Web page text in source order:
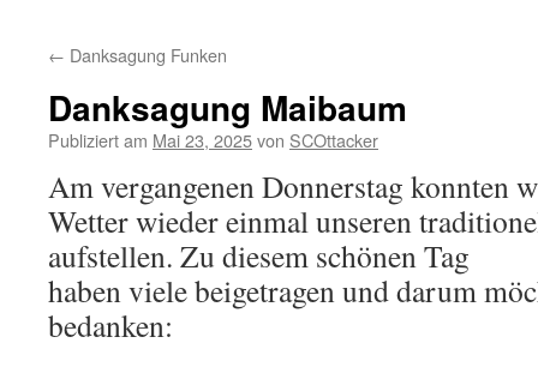
← Danksagung Funken
Danksagung Maibaum
Publiziert am Mai 23, 2025von SCOttacker
Am vergangenen Donnerstag konnten
Wetter wieder einmal unseren
aufstellen. Zu diesem schönen Tag
haben viele beigetragen und darum
bedanken: